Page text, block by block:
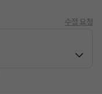
수정 요청